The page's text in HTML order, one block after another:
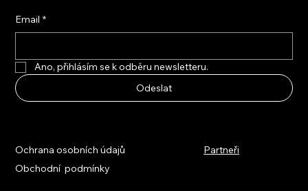
Email *
Ano, přihlásím se k odběru newsletteru.
Odeslat
Ochrana osobních údajů
Obchodní podmínky
Partneři